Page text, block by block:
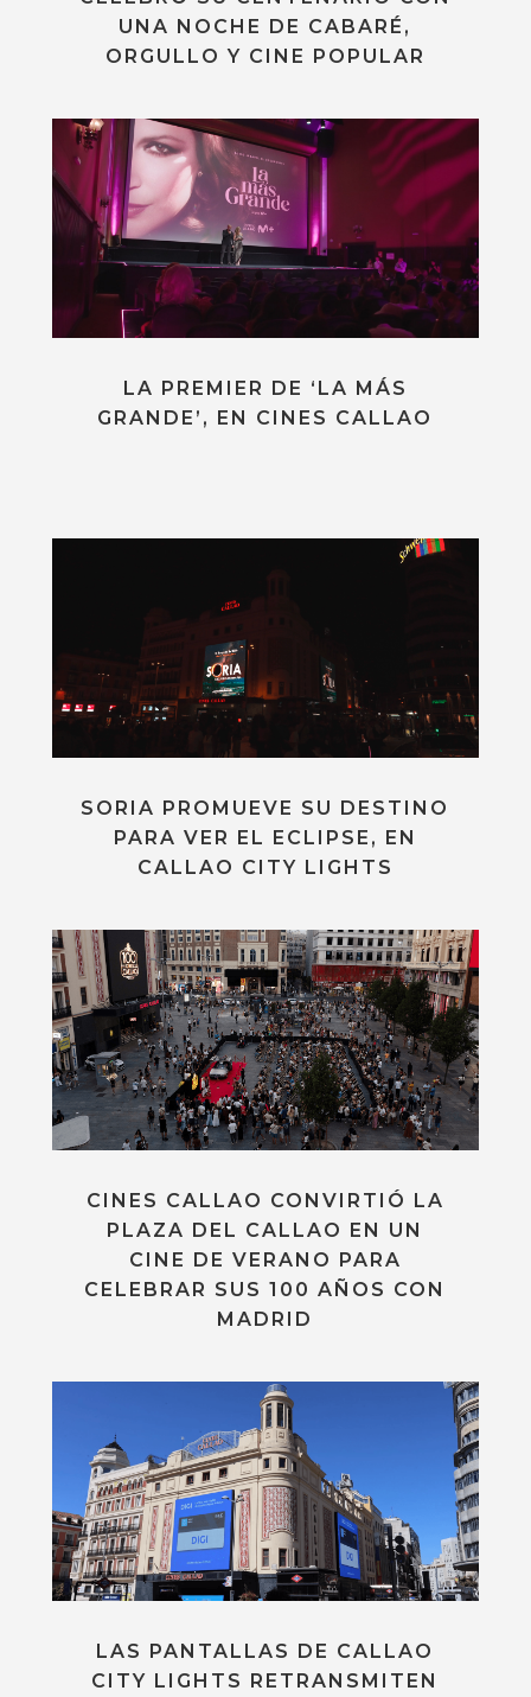
UNA NOCHE DE CABARÉ,
ORGULLO Y CINE POPULAR
LA PREMIER DE ‘LA MÁS
GRANDE’, EN CINES CALLAO
SORIA PROMUEVE SU DESTINO
PARA VER EL ECLIPSE, EN
CALLAO CITY LIGHTS
CINES CALLAO CONVIRTIÓ LA
PLAZA DEL CALLAO EN UN
CINE DE VERANO PARA
CELEBRAR SUS 100 AÑOS CON
MADRID
LAS PANTALLAS DE CALLAO
CITY LIGHTS RETRANSMITEN